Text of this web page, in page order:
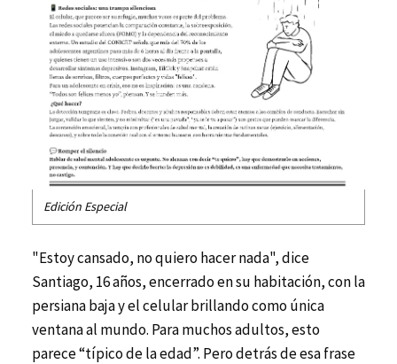
Edición Especial
"Estoy cansado, no quiero hacer nada", dice
Santiago, 16 años, encerrado en su habitación, con la
persiana baja y el celular brillando como única
ventana al mundo. Para muchos adultos, esto
parece “típico de la edad”. Pero detrás de esa frase